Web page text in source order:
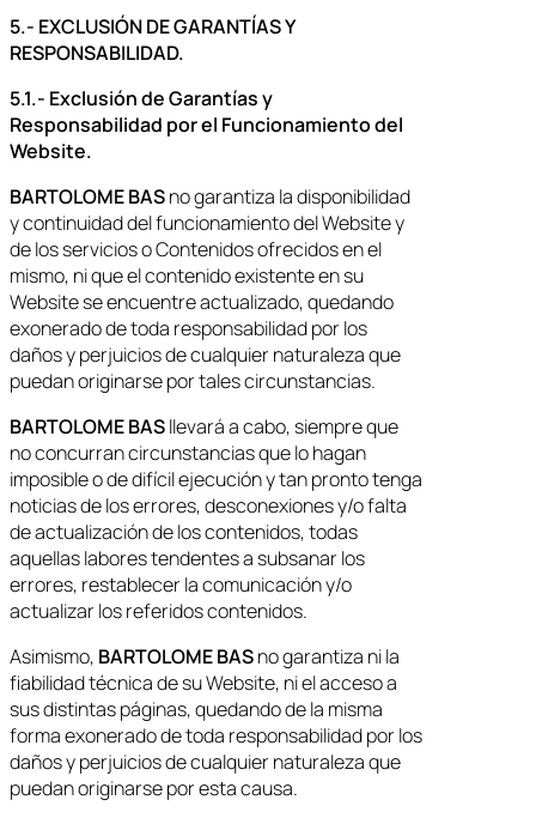
5.- EXCLUSIÓN DE GARANTÍAS Y
RESPONSABILIDAD.
5.1.- Exclusión de Garantías y
Responsabilidad por el Funcionamiento del
Website.
BARTOLOME BASno garantiza la disponibilidad
y continuidad del funcionamiento del Website y
de los servicios o Contenidos ofrecidos en el
mismo, ni que el contenido existente en su
Website se encuentre actualizado, quedando
exonerado de toda responsabilidad por los
daños y perjuicios de cualquier naturaleza que
puedan originarse por tales circunstancias.
BARTOLOME BASllevará a cabo, siempre que
no concurran circunstancias que lo hagan
imposible o de difícil ejecución y tan pronto tenga
noticias de los errores, desconexiones y/o falta
de actualización de los contenidos, todas
aquellas labores tendentes a subsanar los
errores, restablecer la comunicación y/o
actualizar los referidos contenidos.
Asimismo, BARTOLOME BASno garantiza ni la
fiabilidad técnica de su Website, ni el acceso a
sus distintas páginas, quedando de la misma
forma exonerado de toda responsabilidad por los
daños y perjuicios de cualquier naturaleza que
puedan originarse por esta causa.